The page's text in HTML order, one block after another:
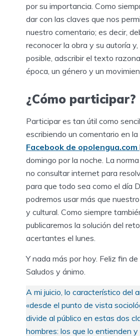
por su importancia. Como
dar con las claves que nos
nuestro comentario; es decir,
reconocer la obra y su autoría y,
posible, adscribir el texto
época, un género y un
¿Cómo participar?
Participar es tan útil como
escribiendo un comentario en la
Facebook de opolengua.com
domingo por la noche. La
no consultar internet para
para que todo sea como el día
podremos usar más que
y cultural. Como siempre
publicaremos la solución del
acertantes el lunes.
Y nada más por hoy. Feliz fin de
Saludos y ánimo.
A mi juicio, lo característico del
«desde el punto de vista
divide al público en estas dos
hombres: los que lo entienden y